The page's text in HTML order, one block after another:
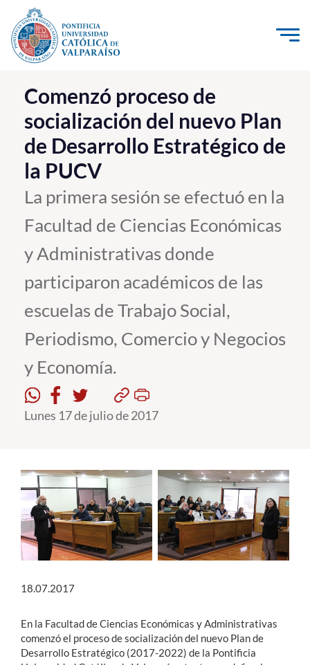
Click acá para ir directamente al contenido
La Universidad
Investigación, Creación e Innovación
PUCV Internacional
Vinculación con el Medio
Admisión
Pregrado
Postgrado
Formación Continua
Estudiantes
Académicos
Funcionarios
English
Comenzó proceso de
socialización del nuevo Plan
de Desarrollo Estratégico de
la PUCV
La primera sesión se efectuó en la
Facultad de Ciencias Económicas
y Administrativas donde
participaron académicos de las
escuelas de Trabajo Social,
Periodismo, Comercio y Negocios
y Economía.
Lunes 17 de julio de 2017
18.07.2017
En la Facultad de Ciencias Económicas y Administrativas
comenzó el proceso de socialización del nuevo Plan de
Desarrollo Estratégico (2017-2022) de la Pontificia